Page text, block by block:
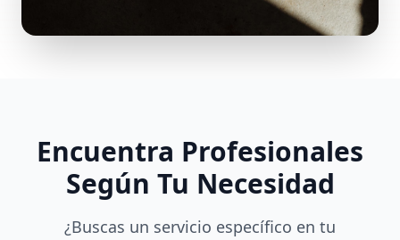
Encuentra Profesionales
Según Tu Necesidad
¿Buscas un servicio específico en tu